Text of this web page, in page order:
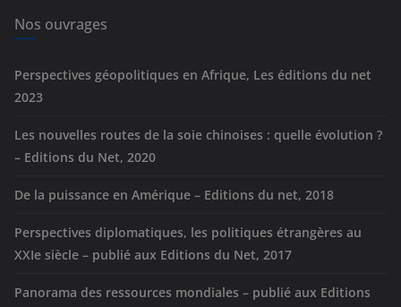
e
s
Nos ouvrages
Perspectives géopolitiques en Afrique, Les éditions du net
2023
Les nouvelles routes de la soie chinoises : quelle évolution ?
– Editions du Net, 2020
De la puissance en Amérique – Editions du net, 2018
Perspectives diplomatiques, les politiques étrangères au
XXIe siècle – publié aux Editions du Net, 2017
Panorama des ressources mondiales – publié aux Editions